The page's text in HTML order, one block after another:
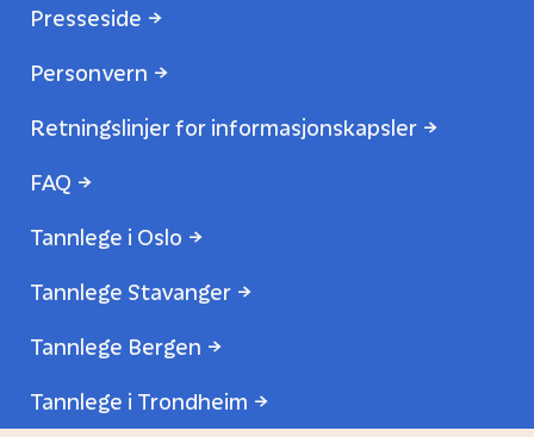
Presseside
Personvern
Retningslinjer for informasjonskapsler
FAQ
Tannlege i Oslo
Tannlege Stavanger
Tannlege Bergen
Tannlege i Trondheim